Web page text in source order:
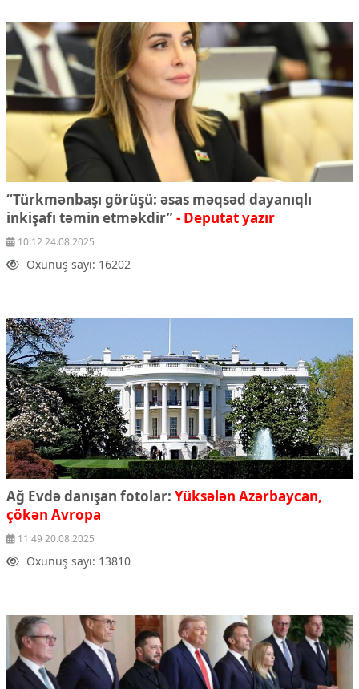
“Türkmənbaşı görüşü: əsas məqsəd dayanıqlı
inkişafı təmin etməkdir”- Deputat yazır
10:12 24.08.2025
Oxunuş sayı: 16202
Ağ Evdə danışan fotolar: Yüksələn Azərbaycan,
çökən Avropa
11:49 20.08.2025
Oxunuş sayı: 13810